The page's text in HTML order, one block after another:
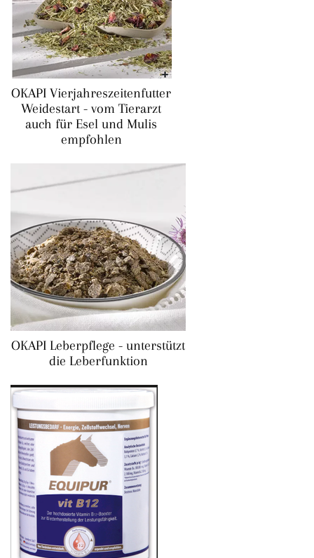
OKAPI Vierjahreszeitenfutter
Weidestart - vom Tierarzt
auch für Esel und Mulis
empfohlen
OKAPI Leberpflege - unterstützt
die Leberfunktion